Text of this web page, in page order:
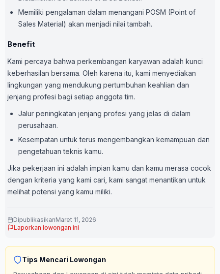
Memiliki pengalaman dalam menangani POSM (Point of
Sales Material) akan menjadi nilai tambah.
Benefit
Kami percaya bahwa perkembangan karyawan adalah kunci
keberhasilan bersama. Oleh karena itu, kami menyediakan
lingkungan yang mendukung pertumbuhan keahlian dan
jenjang profesi bagi setiap anggota tim.
Jalur peningkatan jenjang profesi yang jelas di dalam
perusahaan.
Kesempatan untuk terus mengembangkan kemampuan dan
pengetahuan teknis kamu.
Jika pekerjaan ini adalah impian kamu dan kamu merasa cocok
dengan kriteria yang kami cari, kami sangat menantikan untuk
melihat potensi yang kamu miliki.
DipublikasikanMaret 11, 2026
Laporkan lowongan ini
Tips Mencari Lowongan